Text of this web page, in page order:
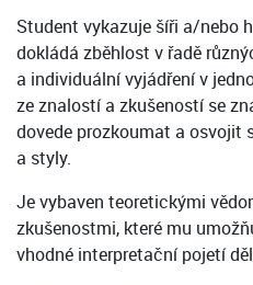
Student vykazuje šíři a/nebo
dokládá zběhlost v řadě
a individuální vyjádření v
ze znalostí a zkušeností se
dovede prozkoumat a osvojit
a styly.
Je vybaven teoretickými
zkušenostmi, které mu
vhodné interpretační pojetí